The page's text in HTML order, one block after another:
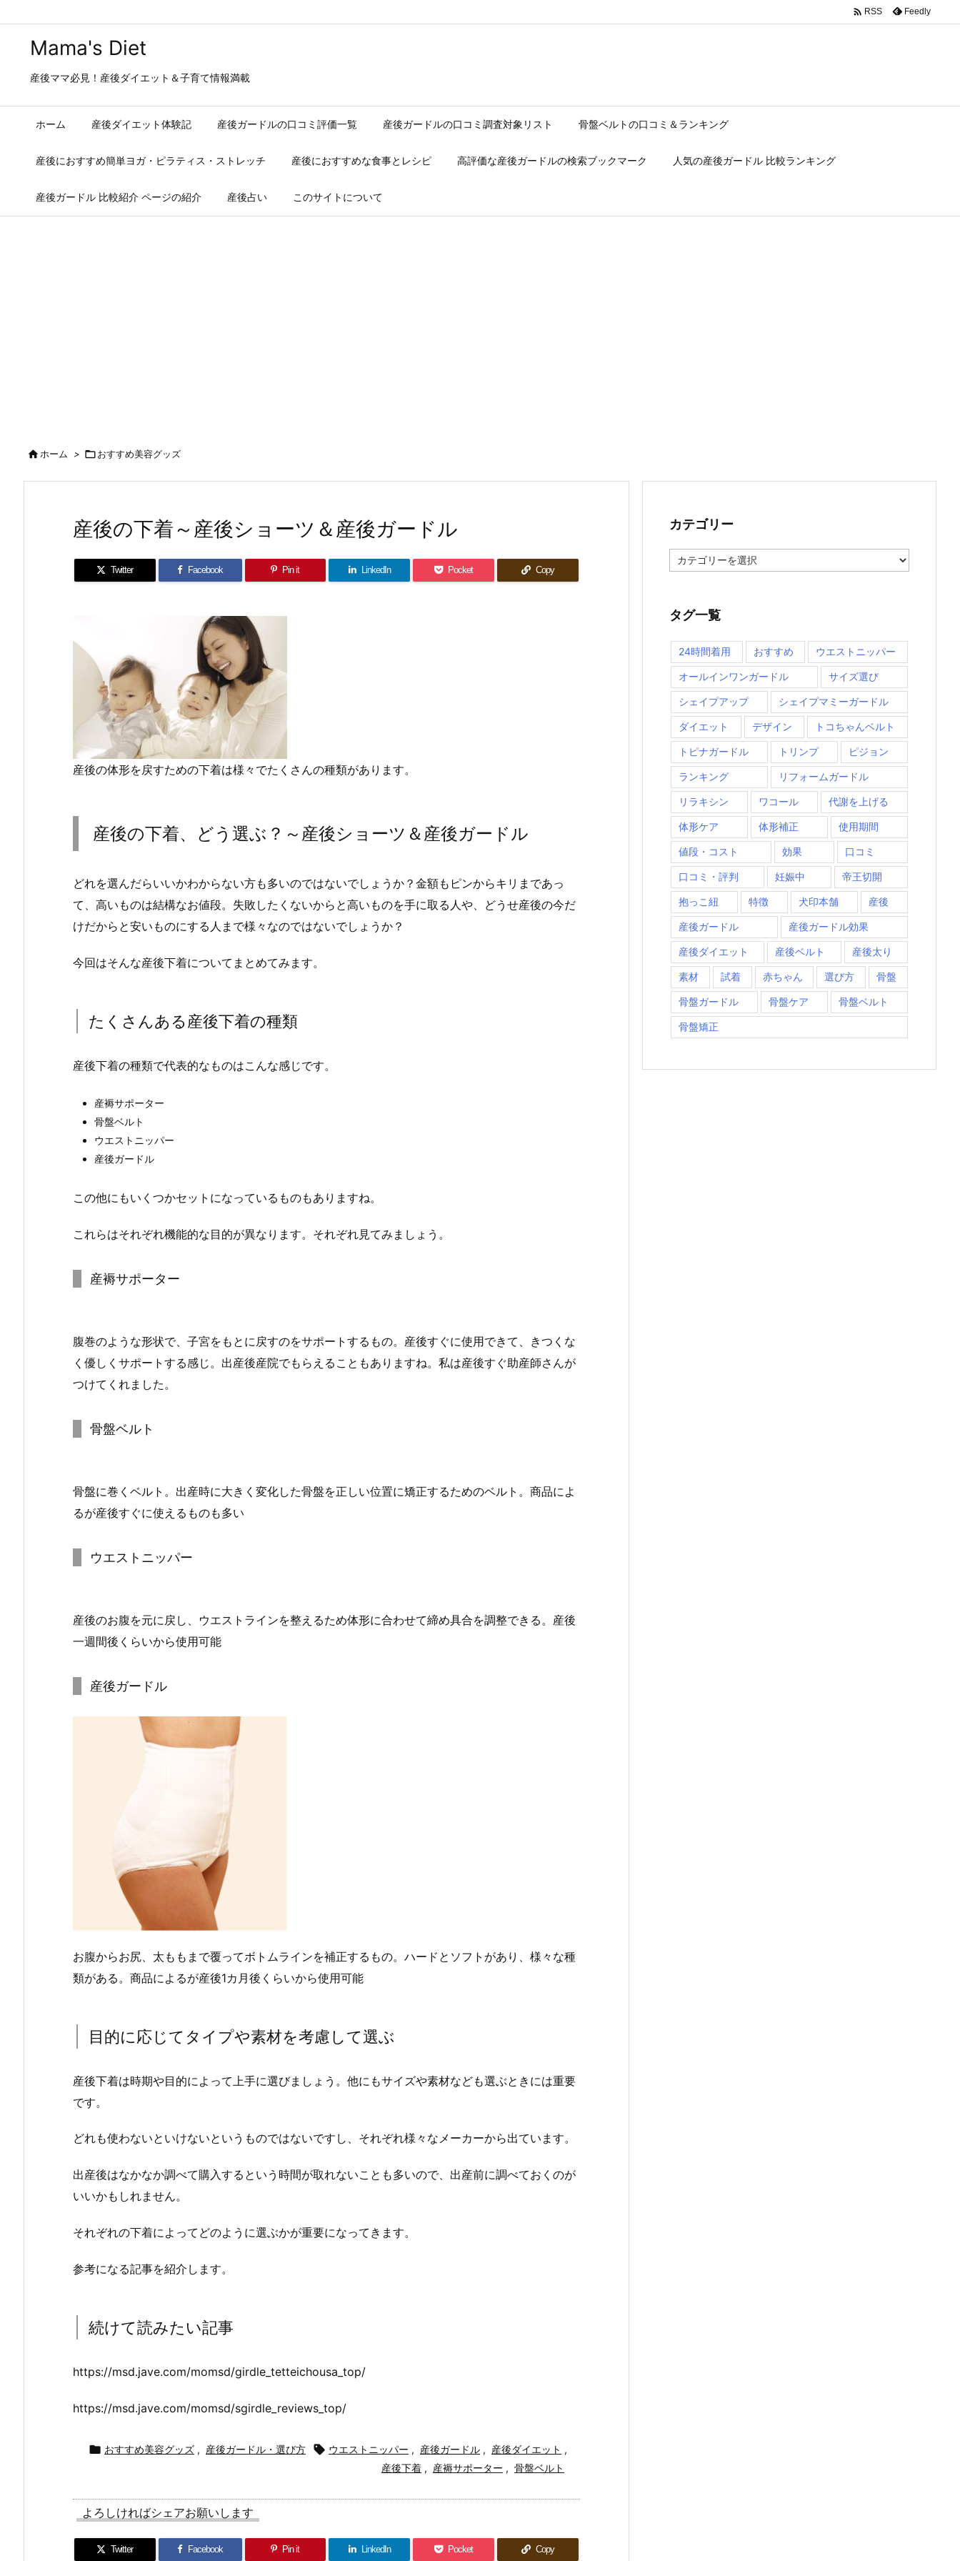
Mama's Diet
産後ママ必見！産後ダイエット＆子育て情報満載
ホーム 産後ダイエット体験記 産後ガードルの口コミ評価一覧 産後ガードルの口コミ調査対象リスト 骨盤ベルトの口コミ＆ランキング
産後におすすめ簡単ヨガ・ピラティス・ストレッチ 産後におすすめな食事とレシピ 高評価な産後ガードルの検索ブックマーク 人気の産後ガードル 比較ランキング
産後ガードル 比較紹介 ページの紹介 産後占い このサイトについて
 RSS Feedly
ホーム > おすすめ美容グッズ
産後の下着～産後ショーツ＆産後ガードル
Twitter Facebook Pin it LinkedIn Pocket Copy
産後の体形を戻すための下着は様々でたくさんの種類があります。
産後の下着、どう選ぶ？～産後ショーツ＆産後ガードル
どれを選んだらいいかわからない方も多いのではないでしょうか？金額もピンからキリまであっ
て、高いものは結構なお値段。失敗したくないからと高いものを手に取る人や、どうせ産後の今だ
けだからと安いものにする人まで様々なのではないでしょうか？
今回はそんな産後下着についてまとめてみます。
たくさんある産後下着の種類
産後下着の種類で代表的なものはこんな感じです。
産褥サポーター
骨盤ベルト
ウエストニッパー
産後ガードル
この他にもいくつかセットになっているものもありますね。
これらはそれぞれ機能的な目的が異なります。それぞれ見てみましょう。
産褥サポーター
腹巻のような形状で、子宮をもとに戻すのをサポートするもの。産後すぐに使用できて、きつくな
く優しくサポートする感じ。出産後産院でもらえることもありますね。私は産後すぐ助産師さんが
つけてくれました。
骨盤ベルト
骨盤に巻くベルト。出産時に大きく変化した骨盤を正しい位置に矯正するためのベルト。商品によ
るが産後すぐに使えるものも多い
ウエストニッパー
産後のお腹を元に戻し、ウエストラインを整えるため体形に合わせて締め具合を調整できる。産後
一週間後くらいから使用可能
産後ガードル
お腹からお尻、太ももまで覆ってボトムラインを補正するもの。ハードとソフトがあり、様々な種
類がある。商品によるが産後1カ月後くらいから使用可能
目的に応じてタイプや素材を考慮して選ぶ
産後下着は時期や目的によって上手に選びましょう。他にもサイズや素材なども選ぶときには重要
です。
どれも使わないといけないというものではないですし、それぞれ様々なメーカーから出ています。
出産後はなかなか調べて購入するという時間が取れないことも多いので、出産前に調べておくのが
いいかもしれません。
それぞれの下着によってどのように選ぶかが重要になってきます。
参考になる記事を紹介します。
続けて読みたい記事
https://msd.jave.com/momsd/girdle_tetteichousa_top/
https://msd.jave.com/momsd/sgirdle_reviews_top/
 おすすめ美容グッズ , 産後ガードル・選び方  ウエストニッパー , 産後ガードル , 産後ダイエット ,
産後下着 , 産褥サポーター , 骨盤ベルト
よろしければシェアお願いします
Twitter Facebook Pin it LinkedIn Pocket Copy
カテゴリー
テ
ー
タグ一覧
24時間着用 おすすめ ウエストニッパー
オールインワンガードル サイズ選び
シェイプアップ シェイプマミーガードル
ダイエット デザイン トコちゃんベルト
トピナガードル トリンプ ピジョン
ランキング リフォームガードル
リラキシン ワコール 代謝を上げる
体形ケア 体形補正 使用期間
値段・コスト 効果 口コミ
口コミ・評判 妊娠中 帝王切開
抱っこ紐 特徴 犬印本舗 産後
産後ガードル 産後ガードル効果
産後ダイエット 産後ベルト 産後太り
素材 試着 赤ちゃん 選び方 骨盤
骨盤ガードル 骨盤ケア 骨盤ベルト
骨盤矯正